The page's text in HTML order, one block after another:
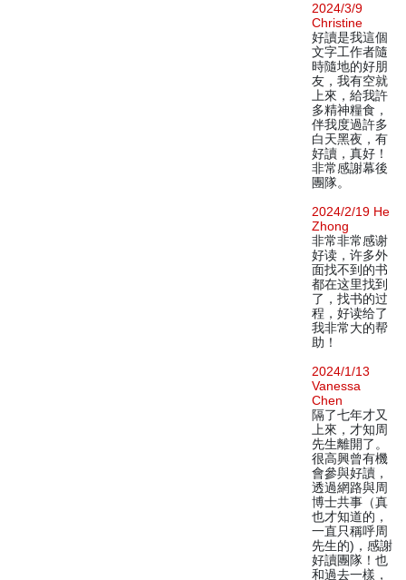
2024/3/9
Christine
好讀是我這個
文字工作者隨
時隨地的好朋
友，我有空就
上來，給我許
多精神糧食，
伴我度過許多
白天黑夜，有
好讀，真好！
非常感謝幕後
團隊。
2024/2/19 He
Zhong
非常非常感谢
好读，许多外
面找不到的书
都在这里找到
了，找书的过
程，好读给了
我非常大的帮
助！
2024/1/13
Vanessa
Chen
隔了七年才又
上來，才知周
先生離開了。
很高興曾有機
會參與好讀，
透過網路與周
博士共事（真
也才知道的，
一直只稱呼周
先生的)，感謝
好讀團隊！也
和過去一樣，